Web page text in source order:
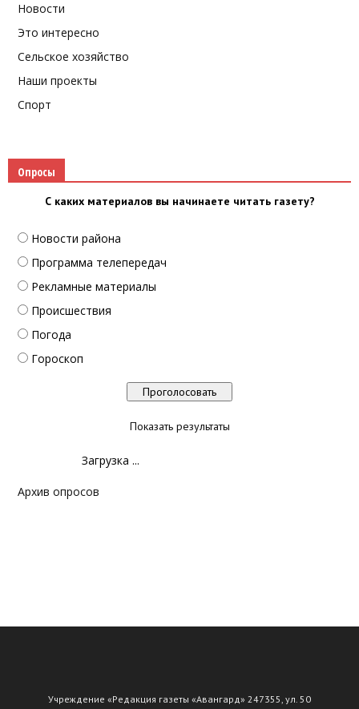
Новости
Это интересно
Сельское хозяйство
Наши проекты
Спорт
Опросы
С каких материалов вы начинаете читать газету?
Новости района
Программа телепередач
Рекламные материалы
Происшествия
Погода
Гороскоп
Показать результаты
Загрузка ...
Архив опросов
Учреждение «Редакция газеты «Авангард» 247355, ул. 50